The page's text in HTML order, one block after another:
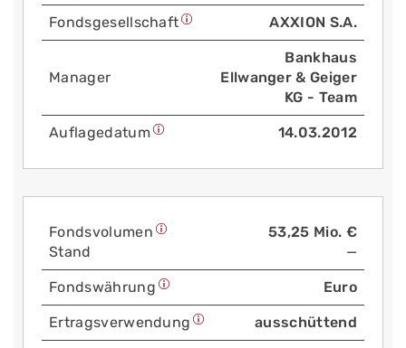
Fonds­gesellschaft AXXION S.A.
Manager
Bankhaus
Ellwanger & Geiger
KG - Team
Auflage­datum 14.03.2012
Fonds­volumen
Stand
53,25 Mio. €
—
Fonds­währung Euro
Ertrags­verwendung ausschüttend